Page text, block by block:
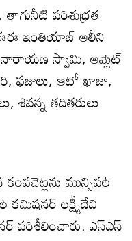
పరిశుభ్రత
ఇంతియాజ్‌ ఆలీని
నారాయణ స్వామి, ఆమ్లెట్‌
ఫజులు, ఆటో ఖాజా,
శివన్న తదితరులు
మున్సిపల్‌
కమిషనర్‌ లక్ష్మీదేవి
పరిశీలించారు. ఎస్‌ఎస్‌